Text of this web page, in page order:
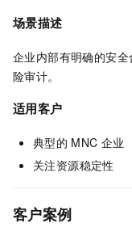
场景描述
企业内部有明确的安
险审计。
适用客户
典型的 MNC 企业
关注资源稳定性
客户案例